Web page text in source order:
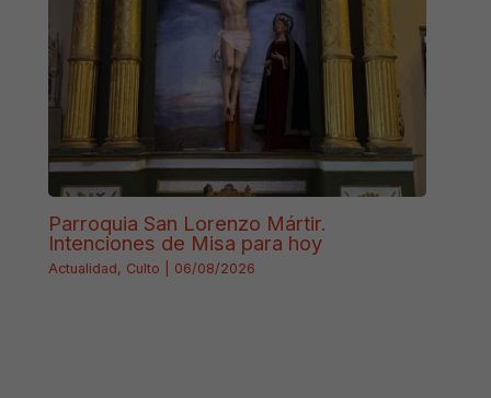
Parroquia San Lorenzo Mártir.
Intenciones de Misa para hoy
Actualidad, Culto 06/08/2026